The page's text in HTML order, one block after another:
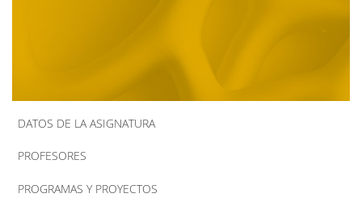
DATOS DE LA ASIGNATURA
PROFESORES
PROGRAMAS Y PROYECTOS